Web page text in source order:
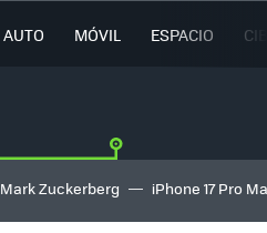
AUTO MÓVIL ESPACIO
Mark Zuckerberg iPhone 17 Pro